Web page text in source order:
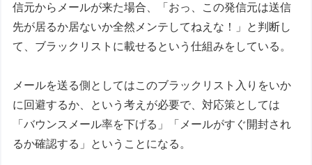
信元からメールが来た場合、「おっ、この発信元は送信
先が居るか居ないか全然メンテしてねえな！」と判断し
て、ブラックリストに載せるという仕組みをしている。
メールを送る側としてはこのブラックリスト入りをいか
に回避するか、という考えが必要で、対応策としては
「バウンスメール率を下げる」「メールがすぐ開封され
るか確認する」ということになる。